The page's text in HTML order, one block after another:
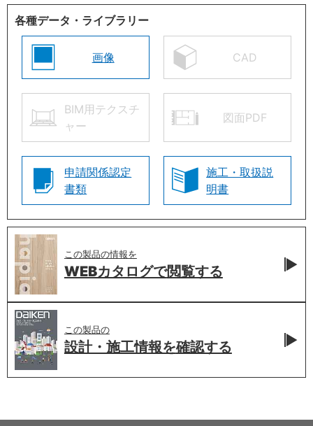
各種データ・ライブラリー
画像 CAD
BIM用テクスチ
ャー
図面PDF
申請関係認定
書類
施工・取扱説
明書
この製品の情報を
WEBカタログで閲覧する
この製品の
設計・施工情報を確認する